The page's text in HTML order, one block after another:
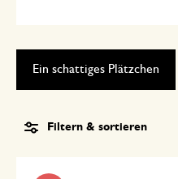
Ein schattiges Plätzchen
Filtern & sortieren